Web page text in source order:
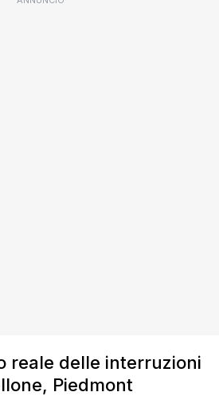
reale delle interruzioni
Piedmont